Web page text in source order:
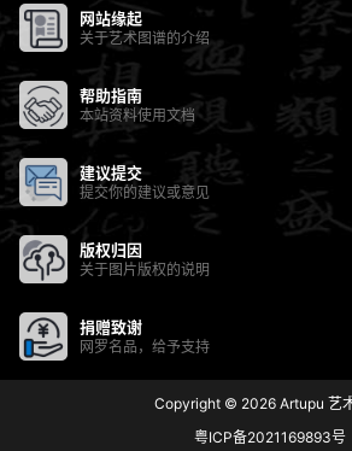
网站缘起
关于艺术图谱的介绍
帮助指南
本站资料使用文档
建议提交
提交你的建议或意见
版权归因
关于图片版权的说明
捐赠致谢
网罗名品，给予支持
Copyright © 2026 Artupu 艺
粤ICP备2021169893号